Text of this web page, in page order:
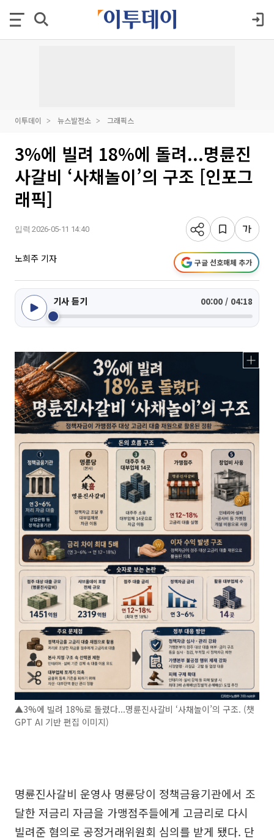
이투데이 뉴스발전소 그래픽스
3%에 빌려 18%에 돌려...명륜진
사갈비 ‘사채놀이’의 구조 [인포그
래픽]
입력 2026-05-11 14:40
노희주 기자 구글 선호매체 추가
기사 듣기 00:00 / 04:18
▲3%에 빌려 18%로 돌렸다...명륜진사갈비 ‘사채놀이’의 구조. (챗
GPT AI 기반 편집 이미지)
명륜진사갈비 운영사 명륜당이 정책금융기관에서 조
달한 저금리 자금을 가맹점주들에게 고금리로 다시
빌려준 혐의로 공정거래위원회 심의를 받게 됐다. 단